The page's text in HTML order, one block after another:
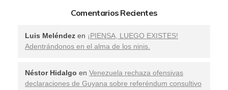
Comentarios Recientes
Luis Meléndez en ¡PIENSA, LUEGO EXISTES!
Adentrándonos en el alma de los ninis.
Néstor Hidalgo en Venezuela rechaza ofensivas
declaraciones de Guyana sobre referéndum consultivo